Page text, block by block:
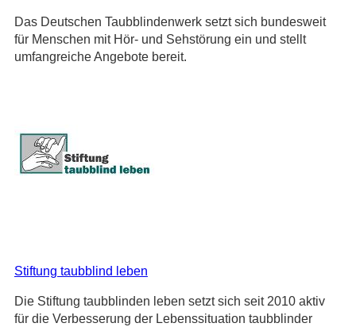
Das Deutschen Taubblindenwerk setzt sich bundesweit
für Menschen mit Hör- und Sehstörung ein und stellt
umfangreiche Angebote bereit.
Stiftung taubblind leben
Die Stiftung taubblinden leben setzt sich seit 2010 aktiv
für die Verbesserung der Lebenssituation taubblinder